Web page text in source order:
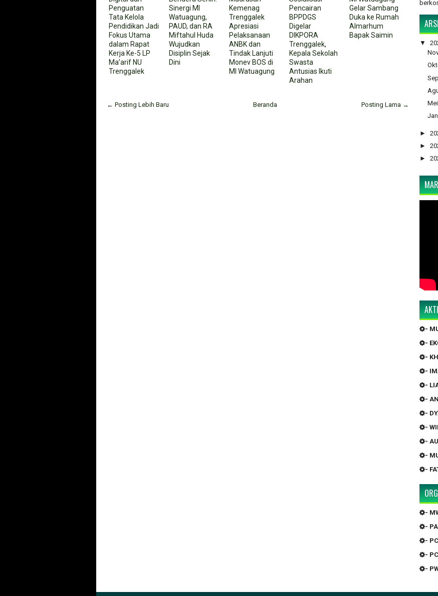
Penguatan
Tata Kelola
Pendidikan Jadi
Fokus Utama
dalam Rapat
Kerja Ke-5 LP
Ma’arif NU
Trenggalek
Sinergi MI
Watuagung,
PAUD, dan RA
Miftahul Huda
Wujudkan
Disiplin Sejak
Dini
Kemenag
Trenggalek
Apresiasi
Pelaksanaan
ANBK dan
Tindak Lanjuti
Monev BOS di
MI Watuagung
Pencairan
BPPDGS
Digelar
DIKPORA
Trenggalek,
Kepala Sekolah
Swasta
Antusias Ikuti
Arahan
Gelar Sambang
Duka ke Rumah
Almarhum
Bapak Saimin
← Posting Lebih Baru Posting Lama →
Beranda
▼
Mei
►
►
►
-
-
-
-
-
-
-
-
-
-
-
-
-
-
-
-